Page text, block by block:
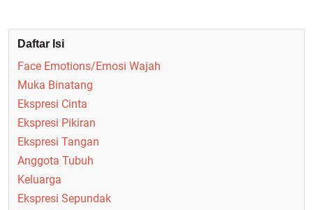
Daftar Isi
Face Emotions/Emosi Wajah
Muka Binatang
Ekspresi Cinta
Ekspresi Pikiran
Ekspresi Tangan
Anggota Tubuh
Keluarga
Ekspresi Sepundak